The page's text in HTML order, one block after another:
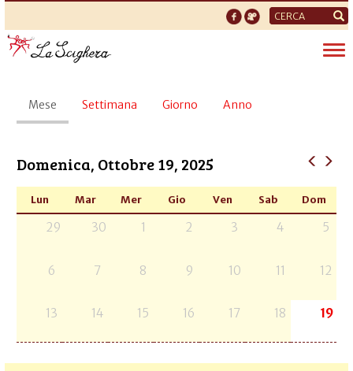
Form
di
ricerca
Schede
primarie
Mese (scheda
attiva)
Settimana Giorno Anno
Domenica, Ottobre 19, 2025
Lun Mar Mer Gio Ven Sab Dom
29 30 1 2 3 4 5
6 7 8 9 10 11 12
13 14 15 16 17 18 19